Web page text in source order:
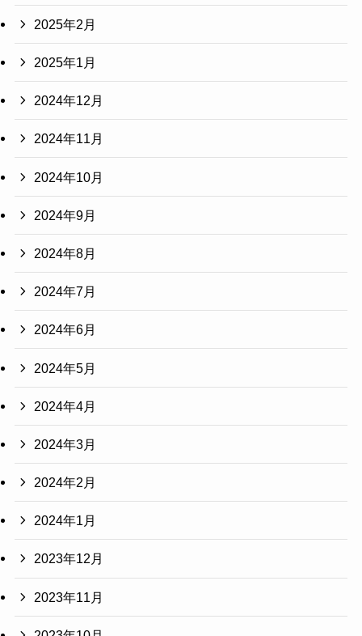
2025年2月
2025年1月
2024年12月
2024年11月
2024年10月
2024年9月
2024年8月
2024年7月
2024年6月
2024年5月
2024年4月
2024年3月
2024年2月
2024年1月
2023年12月
2023年11月